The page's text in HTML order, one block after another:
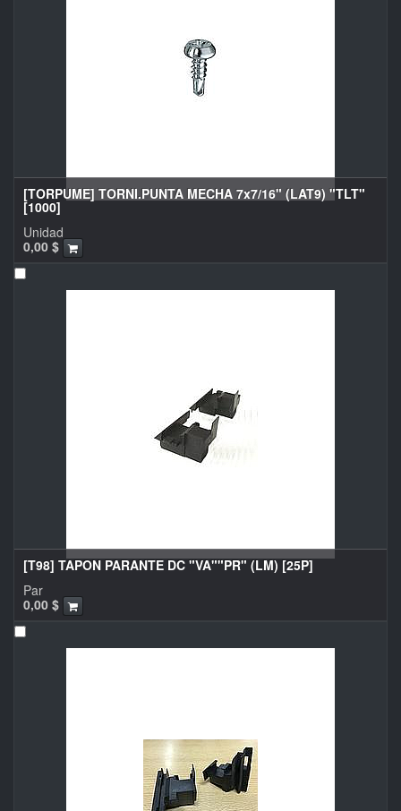
[TORPUME] TORNI.PUNTA MECHA 7x7/16" (LAT9) "TLT"
[1000]
0,00 $
Unidad
[T98] TAPON PARANTE DC "VA""PR" (LM) [25P]
0,00 $
Par